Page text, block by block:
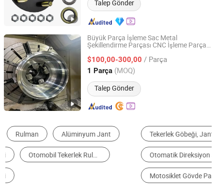
Talep Gönder
Büyük Parça İşleme Sac Metal
Şekillendirme Parçası CNC İşleme Parçası
Donanım Parçaları Yedek Pazar
Hub'ı
$100,00-300,00 / Parça
1 Parça (MOQ)
Talep Gönder
Dongguan Mengxing Fangyao Technology Co., Ltd
Guangdong, China Fiyat 2026
Tekerlek Göbeği, Jant ve Jant Teli Oto Rulman
Otomatik Direksiyon Sistemleri Römork Aksı Dingil